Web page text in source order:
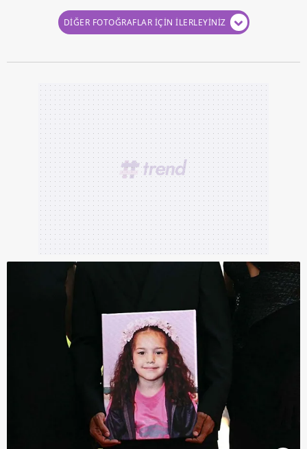
DİĞER FOTOĞRAFLAR İÇİN İLERLEYİNİZ